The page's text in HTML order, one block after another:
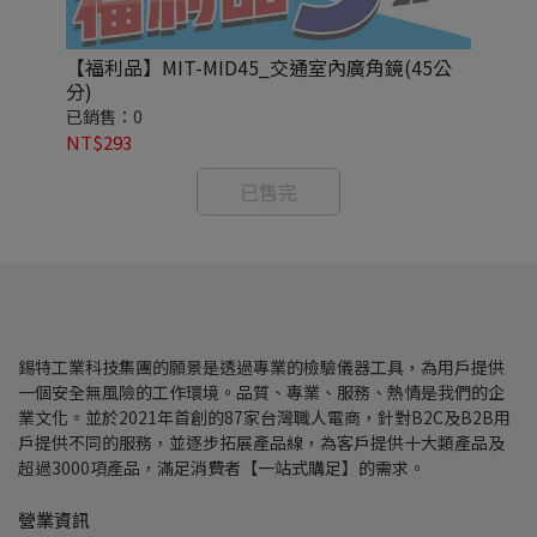
【福利品】MIT-MID45_交通室內廣角鏡(45公
分)
已銷售：0
NT$293
已售完
錫特工業科技集團的願景是透過專業的檢驗儀器工具，為用戶提供
一個安全無風險的工作環境。品質、專業、服務、熱情是我們的企
業文化。並於2021年首創的87家台灣職人電商，針對B2C及B2B用
戶提供不同的服務，並逐步拓展產品線，為客戶提供十大類產品及
超過3000項產品，滿足消費者【一站式購足】的需求。
營業資訊